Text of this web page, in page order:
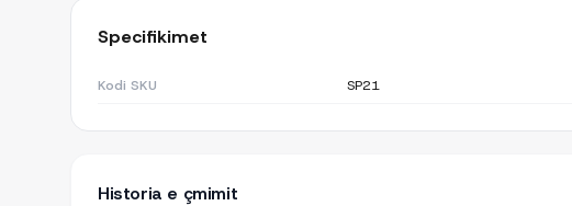
Specifikimet
Kodi SKU SP21
Historia e çmimit